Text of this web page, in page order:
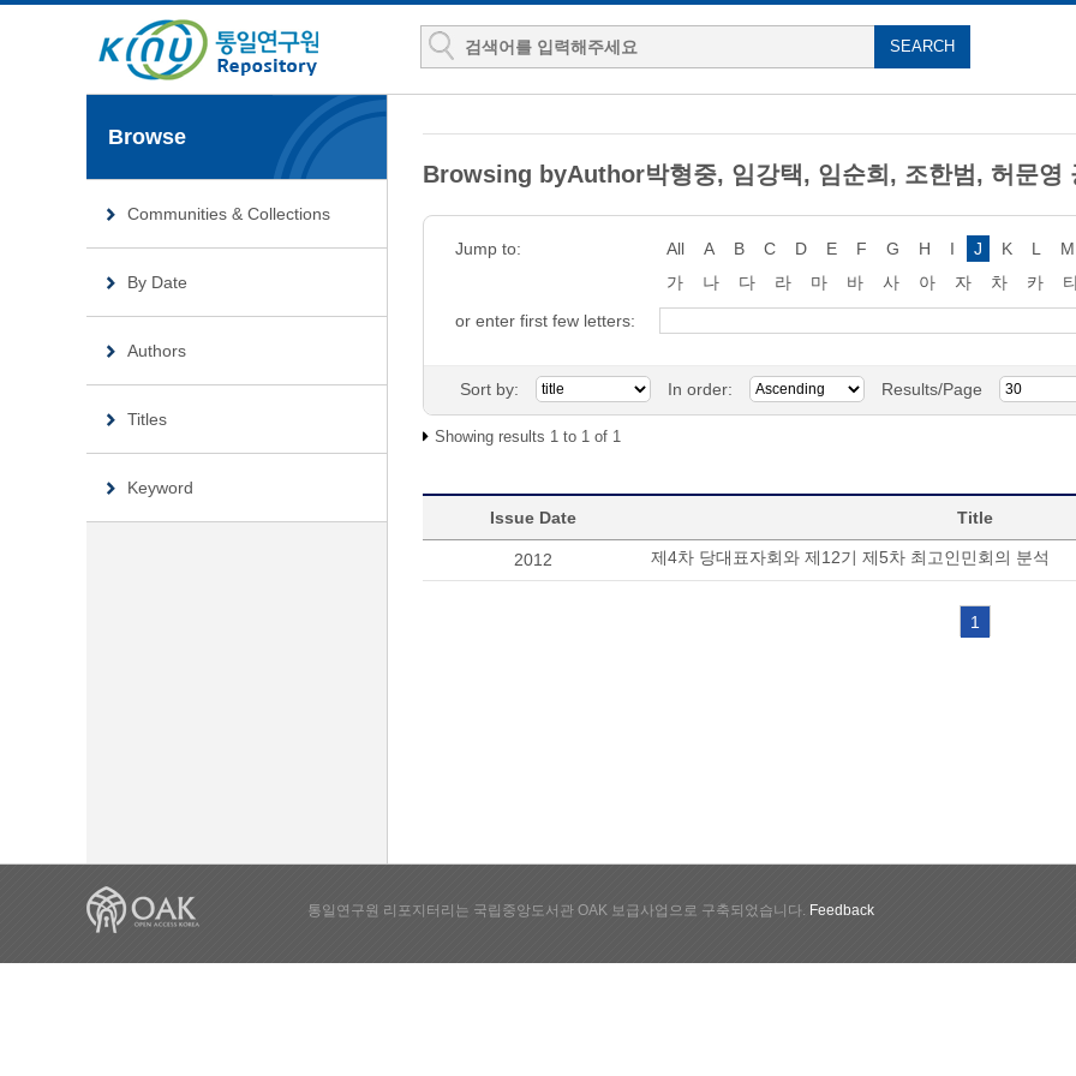
Browse
Communities & Collections
By Date
Authors
Titles
Keyword
Browsing byAuthor박형중, 임강택, 임순희, 조한범, 허문영
Jump to: All A B C D E F G H I J K L M
가
나 다 라 마 바 사 아 자 차 카
or enter first few letters:
Sort by: In order: Results/Page
Showing results 1 to 1 of 1
Issue Date Title
2012 제4차 당대표자회와 제12기 제5차 최고인민회의 분석
1
통일연구원 리포지터리는 국립중앙도서관 OAK 보급사업으로 구축되었습니다. Feedback